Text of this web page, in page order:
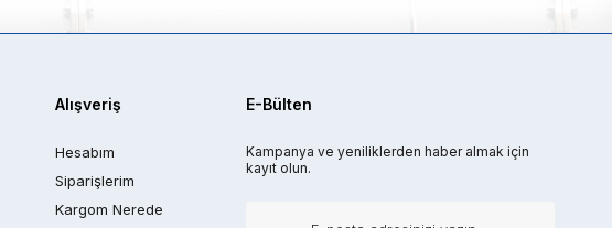
Alışveriş
Hesabım
Siparişlerim
Kargom Nerede
E-Bülten
Kampanya ve yeniliklerden haber almak için
kayıt olun.